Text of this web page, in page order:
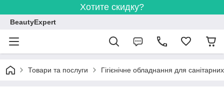
Хотите скидку?
BeautyExpert
Товари та послуги Гігієнічне обладнання для